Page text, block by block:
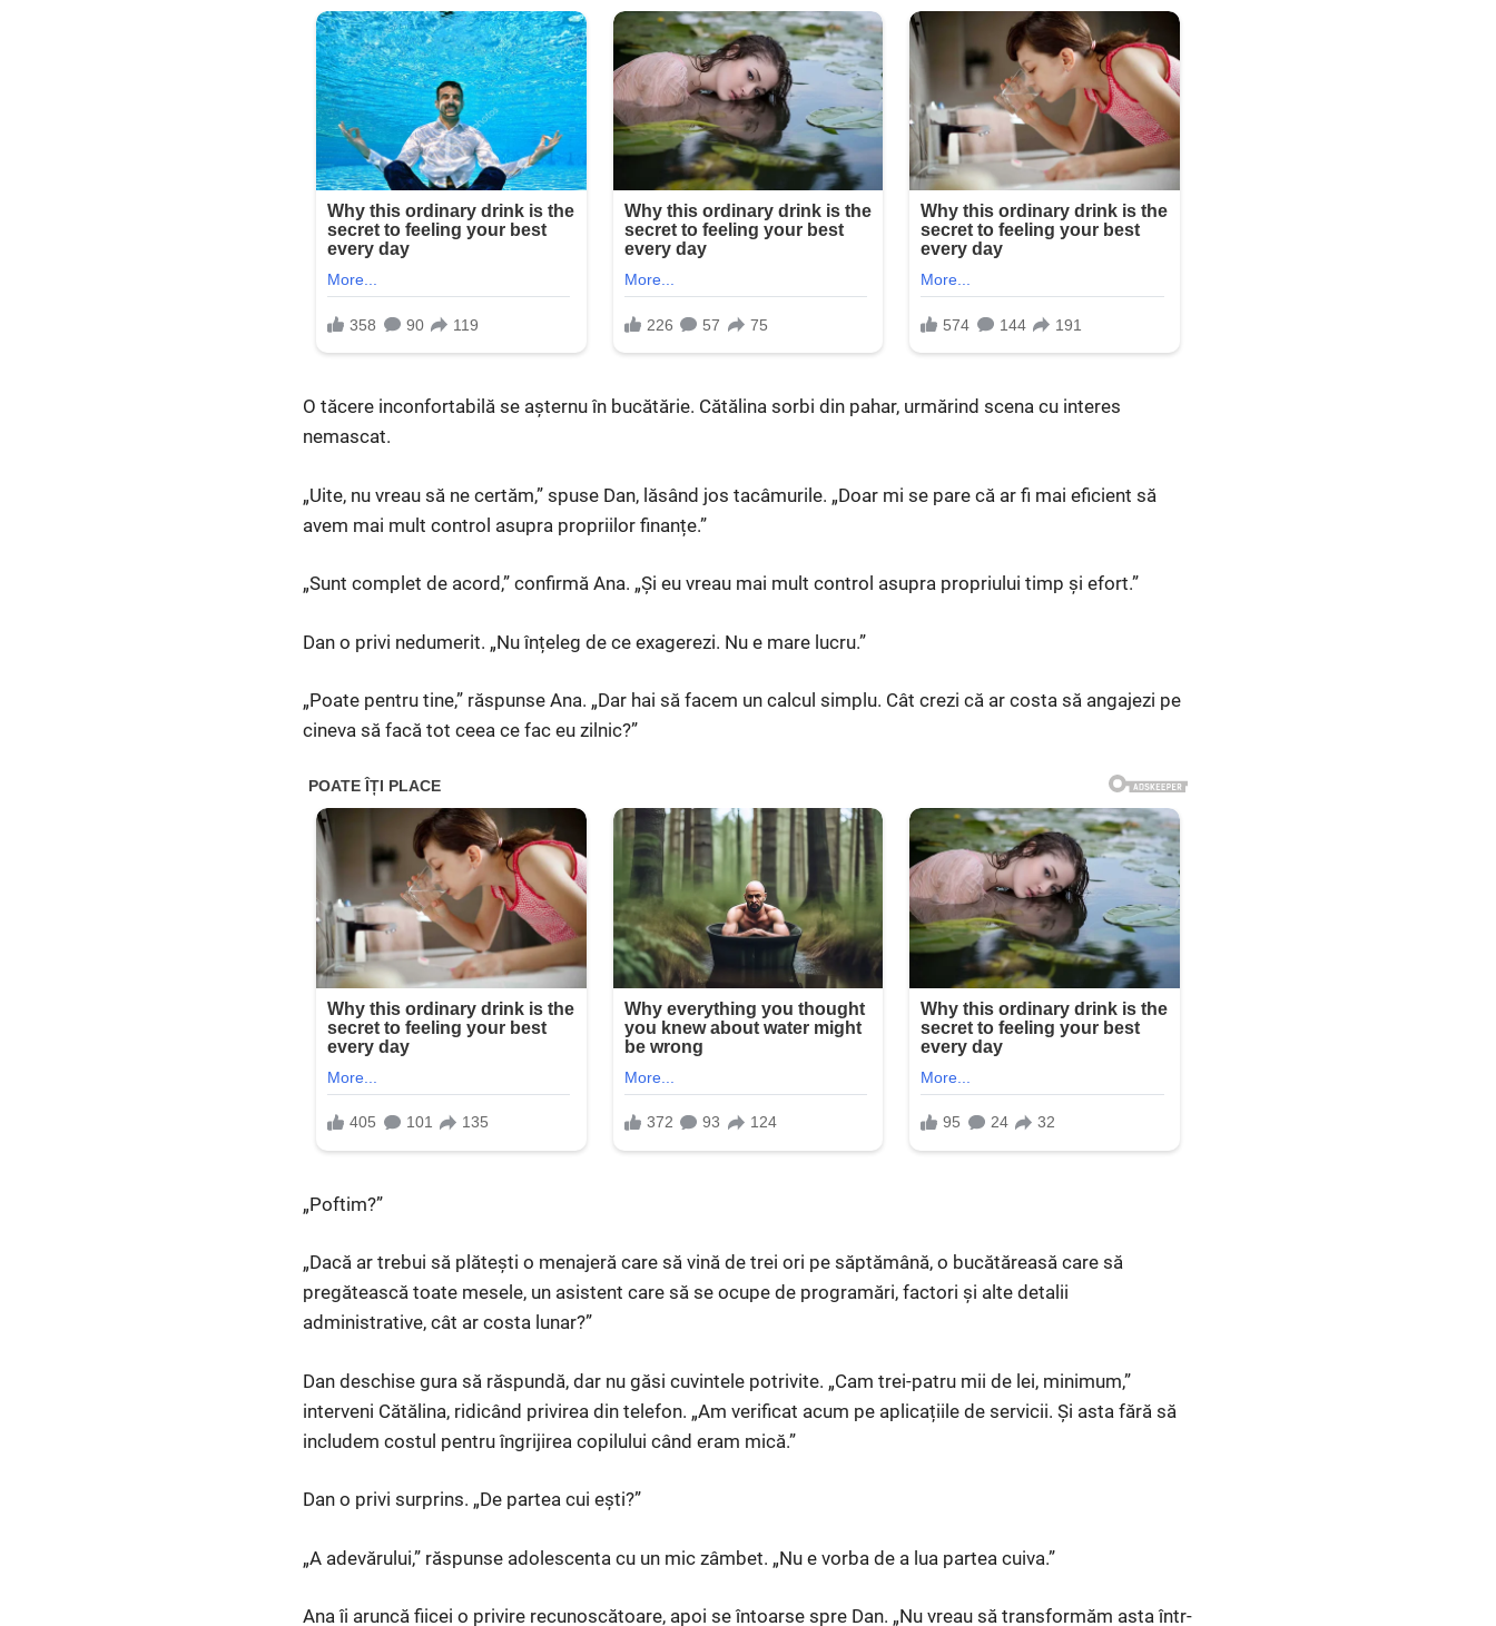
O tăcere inconfortabilă se așternu în bucătărie. Cătălina sorbi din pahar, urmărind scena cu interes
nemascat.
„Uite, nu vreau să ne certăm,” spuse Dan, lăsând jos tacâmurile. „Doar mi se pare că ar fi mai eficient să
avem mai mult control asupra propriilor finanțe.”
„Sunt complet de acord,” confirmă Ana. „Și eu vreau mai mult control asupra propriului timp și efort.”
Dan o privi nedumerit. „Nu înțeleg de ce exagerezi. Nu e mare lucru.”
„Poate pentru tine,” răspunse Ana. „Dar hai să facem un calcul simplu. Cât crezi că ar costa să angajezi pe
cineva să facă tot ceea ce fac eu zilnic?”
„Poftim?”
„Dacă ar trebui să plătești o menajeră care să vină de trei ori pe săptămână, o bucătăreasă care să
pregătească toate mesele, un asistent care să se ocupe de programări, factori și alte detalii
administrative, cât ar costa lunar?”
Dan deschise gura să răspundă, dar nu găsi cuvintele potrivite. „Cam trei-patru mii de lei, minimum,”
interveni Cătălina, ridicând privirea din telefon. „Am verificat acum pe aplicațiile de servicii. Și asta fără să
includem costul pentru îngrijirea copilului când eram mică.”
Dan o privi surprins. „De partea cui ești?”
„A adevărului,” răspunse adolescenta cu un mic zâmbet. „Nu e vorba de a lua partea cuiva.”
Ana îi aruncă fiicei o privire recunoscătoare, apoi se întoarse spre Dan. „Nu vreau să transformăm asta într-